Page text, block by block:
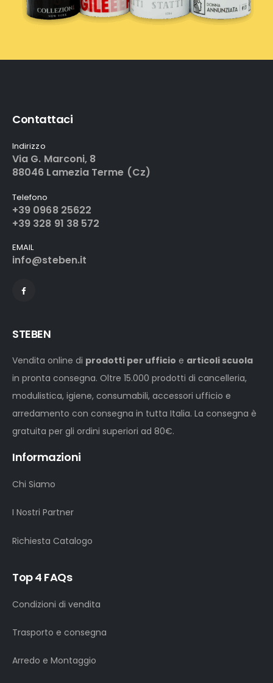
Contattaci
Indirizzo
Via G. Marconi, 8
88046 Lamezia Terme (Cz)
Telefono
+39 0968 25622
+39 328 91 38 572
EMAIL
info@steben.it
STEBEN
Vendita online di prodotti per ufficio e articoli scuola
in pronta consegna. Oltre 15.000 prodotti di cancelleria,
modulistica, igiene, consumabili, accessori ufficio e
arredamento con consegna in tutta Italia. La consegna è
gratuita per gli ordini superiori ad 80€.
Informazioni
Chi Siamo
I Nostri Partner
Richiesta Catalogo
Top 4 FAQs
Condizioni di vendita
Trasporto e consegna
Arredo e Montaggio